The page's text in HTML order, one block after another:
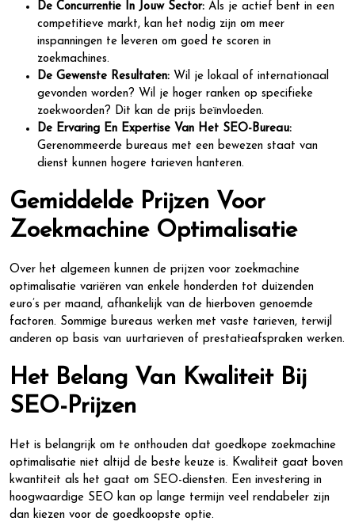
De Concurrentie In Jouw Sector: Als je actief bent in een
competitieve markt, kan het nodig zijn om meer
inspanningen te leveren om goed te scoren in
zoekmachines.
De Gewenste Resultaten: Wil je lokaal of internationaal
gevonden worden? Wil je hoger ranken op specifieke
zoekwoorden? Dit kan de prijs beïnvloeden.
De Ervaring En Expertise Van Het SEO-Bureau:
Gerenommeerde bureaus met een bewezen staat van
dienst kunnen hogere tarieven hanteren.
Gemiddelde Prijzen Voor
Zoekmachine Optimalisatie
Over het algemeen kunnen de prijzen voor zoekmachine
optimalisatie variëren van enkele honderden tot duizenden
euro’s per maand, afhankelijk van de hierboven genoemde
factoren. Sommige bureaus werken met vaste tarieven, terwijl
anderen op basis van uurtarieven of prestatieafspraken werken.
Het Belang Van Kwaliteit Bij
SEO-Prijzen
Het is belangrijk om te onthouden dat goedkope zoekmachine
optimalisatie niet altijd de beste keuze is. Kwaliteit gaat boven
kwantiteit als het gaat om SEO-diensten. Een investering in
hoogwaardige SEO kan op lange termijn veel rendabeler zijn
dan kiezen voor de goedkoopste optie.